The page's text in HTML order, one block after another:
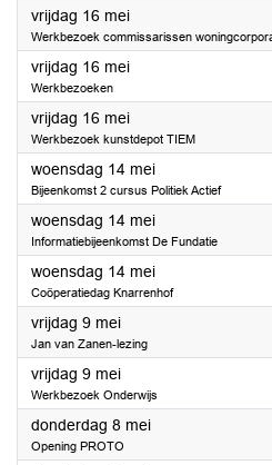
vrijdag 16 mei2025
Werkbezoek commissarissen
vrijdag 16 mei2025
Werkbezoeken
vrijdag 16 mei2025
Werkbezoek kunstdepot TIEM
woensdag 14 mei2025
Bijeenkomst 2 cursus Politiek Actief
woensdag 14 mei2025
Informatiebijeenkomst De Fundatie
woensdag 14 mei2025
Coöperatiedag Knarrenhof
vrijdag 9 mei2025
Jan van Zanen-lezing
vrijdag 9 mei2025
Werkbezoek Onderwijs
donderdag 8 mei2025
Opening PROTO